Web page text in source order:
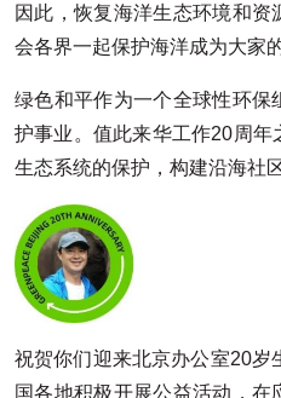
因此，恢复海洋生态环境和
会各界一起保护海洋成为大家
绿色和平作为一个全球性环保
护事业。值此来华工作20周
生态系统的保护，构建沿海社
祝贺你们迎来北京办公室20岁
国各地积极开展公益活动，